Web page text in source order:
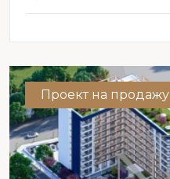
Проект на продажу